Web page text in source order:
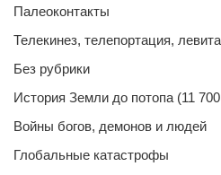
Палеоконтакты
Телекинез, телепортация,
Без рубрики
История Земли до потопа (11
Войны богов, демонов и людей
Глобальные катастрофы